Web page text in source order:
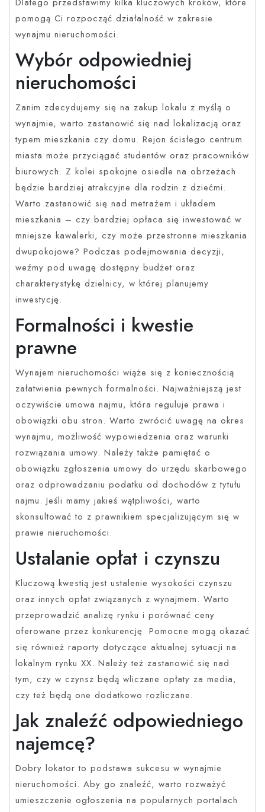
pomogą Ci rozpocząć działalność w zakresie
wynajmu nieruchomości.
Wybór odpowiedniej
nieruchomości
Zanim zdecydujemy się na zakup lokalu z myślą o
wynajmie, warto zastanowić się nad lokalizacją oraz
typem mieszkania czy domu. Rejon ścisłego centrum
miasta może przyciągać studentów oraz pracowników
biurowych. Z kolei spokojne osiedle na obrzeżach
będzie bardziej atrakcyjne dla rodzin z dziećmi.
Warto zastanowić się nad metrażem i układem
mieszkania – czy bardziej opłaca się inwestować w
mniejsze kawalerki, czy może przestronne mieszkania
dwupokojowe? Podczas podejmowania decyzji,
weźmy pod uwagę dostępny budżet oraz
charakterystykę dzielnicy, w której planujemy
inwestycję.
Formalności i kwestie
prawne
Wynajem nieruchomości wiąże się z koniecznością
załatwienia pewnych formalności. Najważniejszą jest
oczywiście umowa najmu, która reguluje prawa i
obowiązki obu stron. Warto zwrócić uwagę na okres
wynajmu, możliwość wypowiedzenia oraz warunki
rozwiązania umowy. Należy także pamiętać o
obowiązku zgłoszenia umowy do urzędu skarbowego
oraz odprowadzaniu podatku od dochodów z tytułu
najmu. Jeśli mamy jakieś wątpliwości, warto
skonsultować to z prawnikiem specjalizującym się w
prawie nieruchomości.
Ustalanie opłat i czynszu
Kluczową kwestią jest ustalenie wysokości czynszu
oraz innych opłat związanych z wynajmem. Warto
przeprowadzić analizę rynku i porównać ceny
oferowane przez konkurencję. Pomocne mogą okazać
się również raporty dotyczące aktualnej sytuacji na
lokalnym rynku XX. Należy też zastanowić się nad
tym, czy w czynsz będą wliczane opłaty za media,
czy też będą one dodatkowo rozliczane.
Jak znaleźć odpowiedniego
najemcę?
Dobry lokator to podstawa sukcesu w wynajmie
nieruchomości. Aby go znaleźć, warto rozważyć
umieszczenie ogłoszenia na popularnych portalach